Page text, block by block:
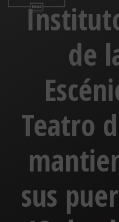
de
Teatro
sus